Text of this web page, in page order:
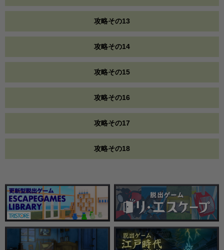
攻略その13
攻略その14
攻略その15
攻略その16
攻略その17
攻略その18